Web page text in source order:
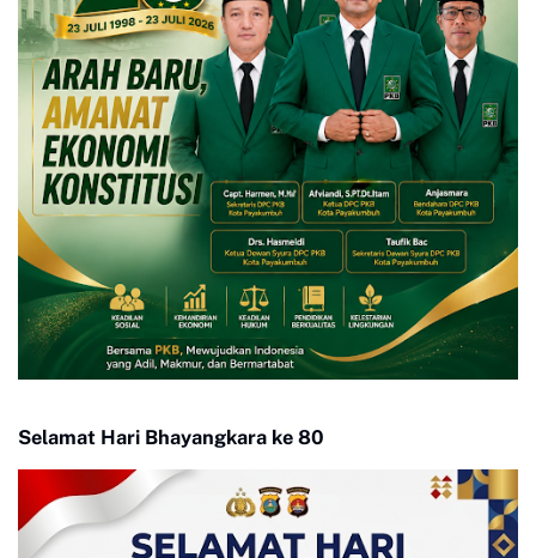
Selamat Hari Bhayangkara ke 80